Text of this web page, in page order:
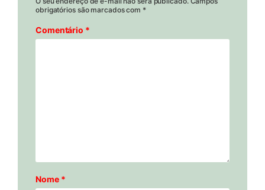
obrigatórios são marcados com *
Comentário *
Nome *